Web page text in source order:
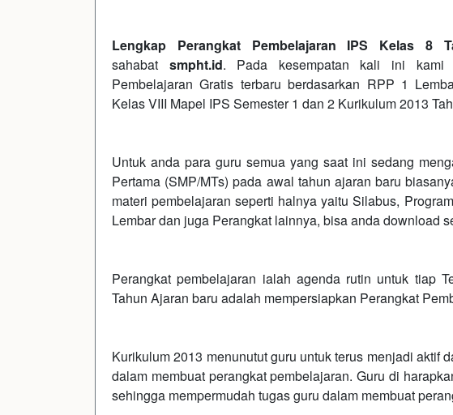
Lengkap Perangkat Pembelajaran IPS Kelas 8
sahabat smpht.id. Pada kesempatan kali ini kami
Pembelajaran Gratis terbaru berdasarkan RPP 1
Kelas VIII Mapel IPS Semester 1 dan 2 Kurikulum 2013
Untuk anda para guru semua yang saat ini sedang
Pertama (SMP/MTs) pada awal tahun ajaran baru
materi pembelajaran seperti halnya yaitu Silabus,
Lembar dan juga Perangkat lainnya, bisa anda download
Perangkat pembelajaran ialah agenda rutin untuk tiap
Tahun Ajaran baru adalah mempersiapkan Perangkat
Kurikulum 2013 menunutut guru untuk terus menjadi aktif
dalam membuat perangkat pembelajaran. Guru di
sehingga mempermudah tugas guru dalam membuat